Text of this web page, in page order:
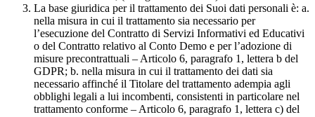
La base giuridica per il trattamento dei Suoi dati personali è: a.
nella misura in cui il trattamento sia necessario per
l’esecuzione del Contratto di Servizi Informativi ed Educativi
o del Contratto relativo al Conto Demo e per l’adozione di
misure precontrattuali – Articolo 6, paragrafo 1, lettera b del
GDPR; b. nella misura in cui il trattamento dei dati sia
necessario affinché il Titolare del trattamento adempia agli
obblighi legali a lui incombenti, consistenti in particolare nel
trattamento conforme – Articolo 6, paragrafo 1, lettera c) del